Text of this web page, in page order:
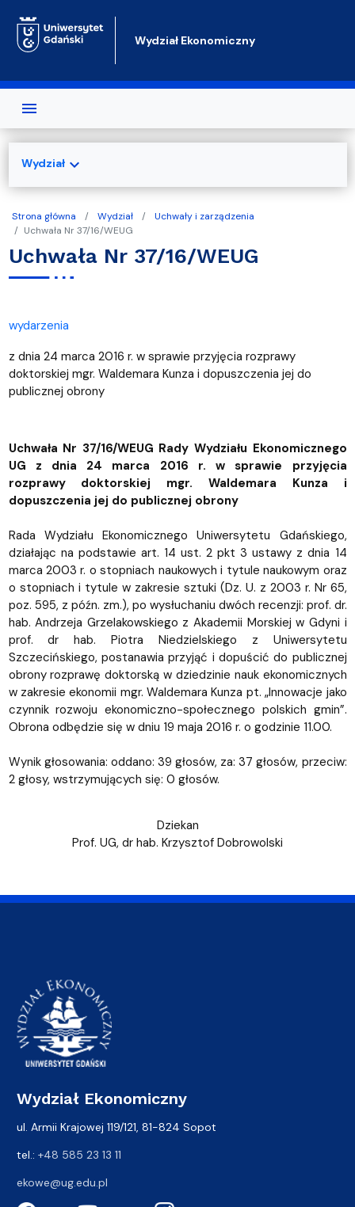
Wydział Ekonomiczny
Strona główna Wydział
Uchwały i zarządzenia
Uchwała Nr 37/16/WEUG
Uchwała Nr 37/16/WEUG
wydarzenia
z dnia 24 marca 2016 r. w sprawie przyjęcia rozprawy
doktorskiej mgr. Waldemara Kunza i dopuszczenia jej do
publicznej obrony
Uchwała Nr 37/16/WEUG Rady Wydziału Ekonomicznego
UG z dnia 24 marca 2016 r. w sprawie przyjęcia
rozprawy doktorskiej mgr. Waldemara Kunza i
dopuszczenia jej do publicznej obrony
Rada Wydziału Ekonomicznego Uniwersytetu Gdańskiego,
działając na podstawie art. 14 ust. 2 pkt 3 ustawy z dnia 14
marca 2003 r. o stopniach naukowych i tytule naukowym oraz
o stopniach i tytule w zakresie sztuki (Dz. U. z 2003 r. Nr 65,
poz. 595, z późn. zm.), po wysłuchaniu dwóch recenzji: prof. dr.
hab. Andrzeja Grzelakowskiego z Akademii Morskiej w Gdyni i
prof. dr hab. Piotra Niedzielskiego z Uniwersytetu
Szczecińskiego, postanawia przyjąć i dopuścić do publicznej
obrony rozprawę doktorską w dziedzinie nauk ekonomicznych
w zakresie ekonomii mgr. Waldemara Kunza pt. „Innowacje jako
czynnik rozwoju ekonomiczno-społecznego polskich gmin”.
Obrona odbędzie się w dniu 19 maja 2016 r. o godzinie 11.00.
Wynik głosowania: oddano: 39 głosów, za: 37 głosów, przeciw:
2 głosy, wstrzymujących się: 0 głosów.
Dziekan
Prof. UG, dr hab. Krzysztof Dobrowolski
Wydziałexpand_more
Wydział Ekonomiczny
ul. Armii Krajowej 119/121, 81-824 Sopot
tel.: +48 585 23 13 11
ekowe@ug.edu.pl